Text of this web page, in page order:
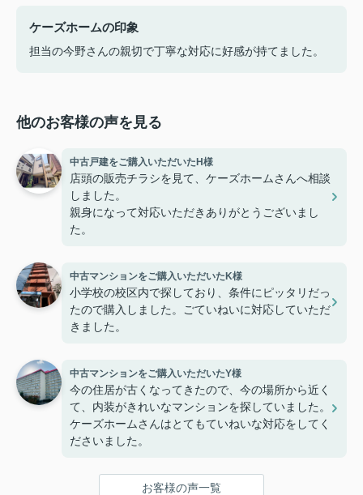
ケーズホームの印象
担当の今野さんの親切で丁寧な対応に好感が持てました。
他のお客様の声を見る
中古戸建をご購入いただいたH様
店頭の販売チラシを見て、ケーズホームさんへ相談
しました。
親身になって対応いただきありがとうございまし
た。
中古マンションをご購入いただいたK様
小学校の校区内で探しており、条件にピッタリだっ
たので購入しました。ごていねいに対応していただ
きました。
中古マンションをご購入いただいたY様
今の住居が古くなってきたので、今の場所から近く
て、内装がきれいなマンションを探していました。
ケーズホームさんはとてもていねいな対応をしてく
ださいました。
お客様の声一覧